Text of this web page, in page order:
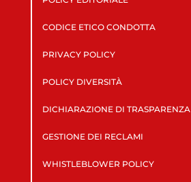
CODICE ETICO CONDOTTA
PRIVACY POLICY
POLICY DIVERSITÀ
DICHIARAZIONE DI TRASPARENZA
GESTIONE DEI RECLAMI
WHISTLEBLOWER POLICY